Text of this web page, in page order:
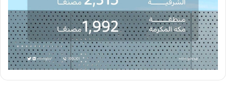
اللقاء الأول الموسع للصناعيين